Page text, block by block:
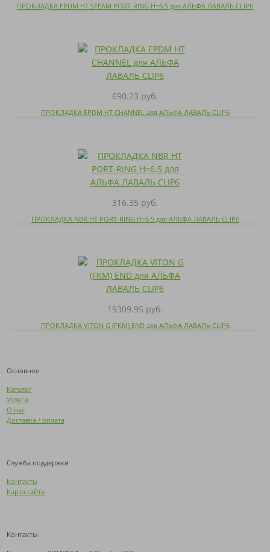
ПРОКЛАДКА EPDM HT STEAM PORT-RING H=6.5 для АЛЬФА ЛАВАЛЬ CLIP6
690.23 руб.
ПРОКЛАДКА EPDM HT CHANNEL для АЛЬФА ЛАВАЛЬ CLIP6
316.35 руб.
ПРОКЛАДКА NBR HT PORT-RING H=6.5 для АЛЬФА ЛАВАЛЬ CLIP6
19309.95 руб.
ПРОКЛАДКА VITON G (FKM) END для АЛЬФА ЛАВАЛЬ CLIP6
Основное
Каталог
Услуги
О нас
Доставка / оплата
Служба поддержки
Контакты
Карта сайта
Контакты